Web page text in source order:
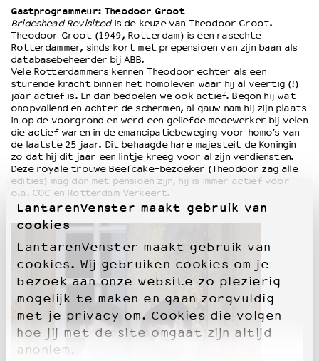
LantarenVenster maakt gebruik van
cookies
LantarenVenster maakt gebruik van
cookies. Wij gebruiken cookies om je
bezoek aan onze website zo plezierig
mogelijk te maken en gaan zorgvuldig
met je privacy om. Cookies die volgen
hoe jij met de site omgaat zijn altijd
anoniem.
Partners
Huisregels
Privacyverklaring
Integriteits- en gedragscode
Duurzaamheid
Culturele boycot Israël
Ruimte voor artistieke vrijheid – VNPF
Gastprogrammeur: Theodoor Groot
Brideshead Revisitedis de keuze van Theodoor Groot.
Theodoor Groot (1949, Rotterdam) is een rasechte
Rotterdammer, sinds kort met prepensioen van zijn baan als
databasebeheerder bij ABB.
Vele Rotterdammers kennen Theodoor echter als een
sturende kracht binnen het homoleven waar hij al veertig (!)
jaar actief is. En dan bedoelen we ook actief. Begon hij wat
onopvallend en achter de schermen, al gauw nam hij zijn plaats
in op de voorgrond en werd een geliefde medewerker bij velen
die actief waren in de emancipatiebeweging voor homo’s van
de laatste 25 jaar. Dit behaagde hare majesteit de Koningin
zo dat hij dit jaar een lintje kreeg voor al zijn verdiensten.
Deze royale trouwe Beefcake-bezoeker (Theodoor zag alle
edities) mag dan met pensioen zijn, hij is immer actief voor
o.a. COC en Rotterdam Verkeert.